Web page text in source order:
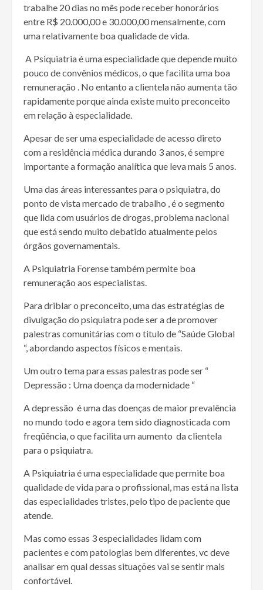
trabalhe 20 dias no mês pode receber honorários
entre R$ 20.000,00 e 30.000,00 mensalmente, com
uma relativamente boa qualidade de vida.
A Psiquiatria é uma especialidade que depende muito
pouco de convênios médicos, o que facilita uma boa
remuneração . No entanto a clientela não aumenta tão
rapidamente porque ainda existe muito preconceito
em relação à especialidade.
Apesar de ser uma especialidade de acesso direto
com a residência médica durando 3 anos, é sempre
importante a formação analítica que leva mais 5 anos.
Uma das áreas interessantes para o psiquiatra, do
ponto de vista mercado de trabalho , é o segmento
que lida com usuários de drogas, problema nacional
que está sendo muito debatido atualmente pelos
órgãos governamentais.
A Psiquiatria Forense também permite boa
remuneração aos especialistas.
Para driblar o preconceito, uma das estratégias de
divulgação do psiquiatra pode ser a de promover
palestras comunitárias com o titulo de “Saúde Global
“, abordando aspectos físicos e mentais.
Um outro tema para essas palestras pode ser “
Depressão : Uma doença da modernidade “
A depressão é uma das doenças de maior prevalência
no mundo todo e agora tem sido diagnosticada com
freqüência, o que facilita um aumento da clientela
para o psiquiatra.
A Psiquiatria é uma especialidade que permite boa
qualidade de vida para o profissional, mas está na lista
das especialidades tristes, pelo tipo de paciente que
atende.
Mas como essas 3 especialidades lidam com
pacientes e com patologias bem diferentes, vc deve
analisar em qual dessas situações vai se sentir mais
confortável.